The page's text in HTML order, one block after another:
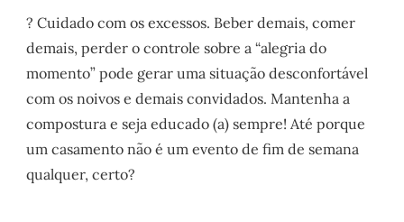
? Cuidado com os excessos. Beber demais, comer
demais, perder o controle sobre a “alegria do
momento” pode gerar uma situação desconfortável
com os noivos e demais convidados. Mantenha a
compostura e seja educado (a) sempre! Até porque
um casamento não é um evento de fim de semana
qualquer, certo?